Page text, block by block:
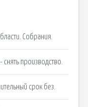
Собрания.
производство.
срок без.